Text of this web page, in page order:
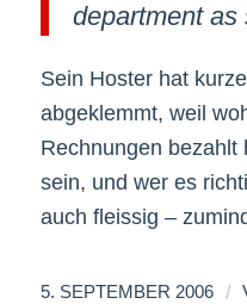
department as
Sein Hoster hat
abgeklemmt, weil
Rechnungen bezahlt
sein, und wer es
auch fleissig –
5. SEPTEMBER 2006 /